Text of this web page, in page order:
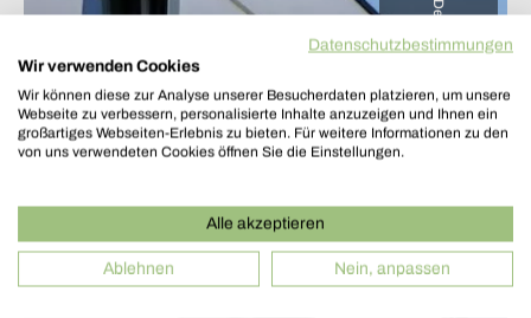
Details – Fenster
Datenschutzbestimmungen
Wir verwenden Cookies
Wir können diese zur Analyse unserer Besucherdaten platzieren, um unsere
Webseite zu verbessern, personalisierte Inhalte anzuzeigen und Ihnen ein
großartiges Webseiten-Erlebnis zu bieten. Für weitere Informationen zu den
von uns verwendeten Cookies öffnen Sie die Einstellungen.
Alle akzeptieren
Ablehnen Nein, anpassen